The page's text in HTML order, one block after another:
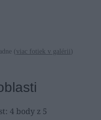
(viac fotiek v galérii)
4 body z 5